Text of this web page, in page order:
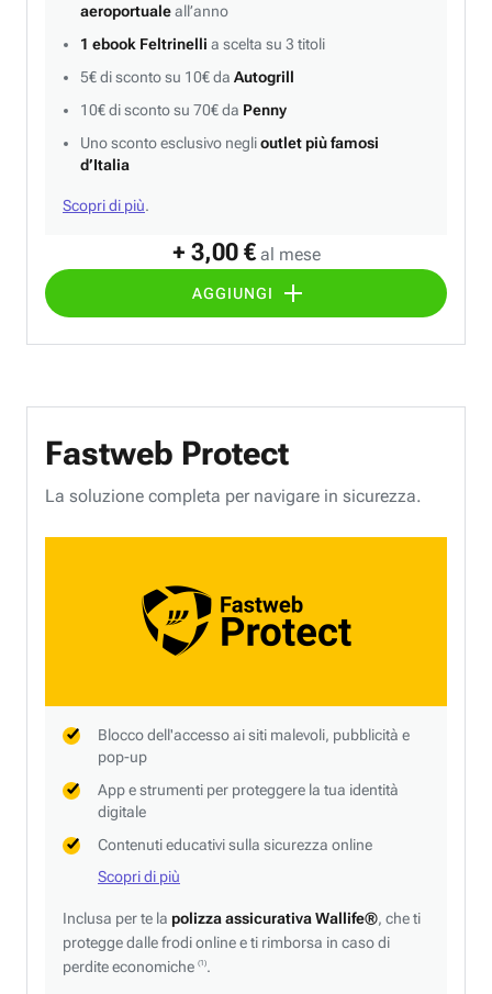
+ 3,00 € al mese
AGGIUNGI
aeroportualeall’anno
1 ebook Feltrinelli a scelta su 3 titoli
5€ di sconto su 10€ da Autogrill
10€ di sconto su 70€ da Penny
Uno sconto esclusivo neglioutlet più famosi
d’Italia
Scopri di più.
Fastweb Protect
La soluzione completa per navigare in sicurezza.
Blocco dell'accesso ai siti malevoli, pubblicità e
pop-up
App e strumenti per proteggere la tua identità
digitale
Contenuti educativi sulla sicurezza online
Scopri di più
Inclusa per te la polizza assicurativa Wallife®, che ti
protegge dalle frodi online e ti rimborsa in caso di
perdite economiche (1).